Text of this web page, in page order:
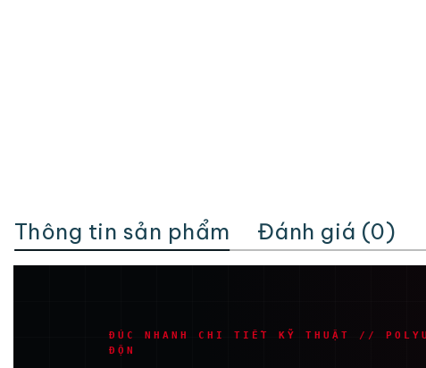
Thông tin sản phẩm Đánh giá (0)
ĐÚC NHANH CHI TIẾT KỸ THUẬT //
ĐỘN